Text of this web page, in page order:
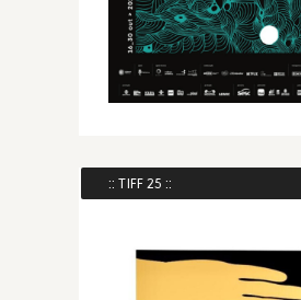
:: TIFF 25 ::